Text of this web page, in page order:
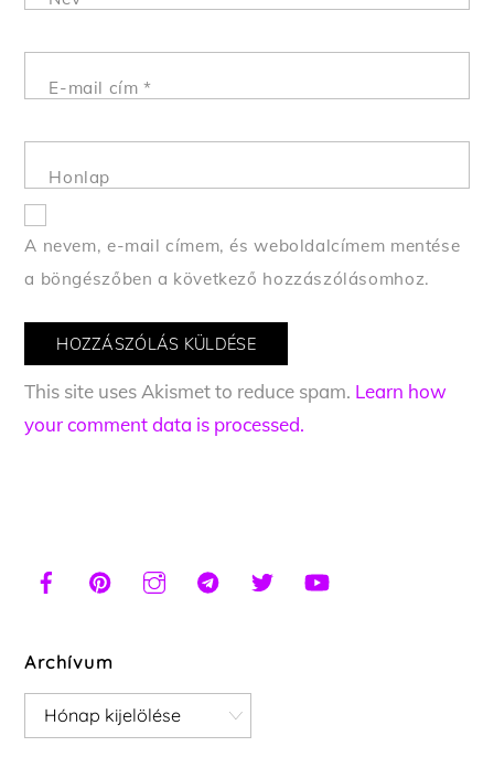
E-mail cím*
Honlap
A nevem, e-mail címem, és weboldalcímem mentése
a böngészőben a következő hozzászólásomhoz.
This site uses Akismet to reduce spam. Learn how
your comment data is processed.
Archívum
Archívum